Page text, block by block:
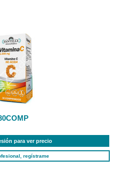
para ver precio
regístrame